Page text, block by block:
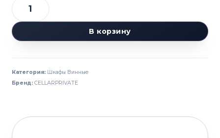
Количество
товара
Шкаф
CELLARPRIVATE
CP165-
В корзину
Категория: Шкафы Винные
Бренд: CELLARPRIVATE